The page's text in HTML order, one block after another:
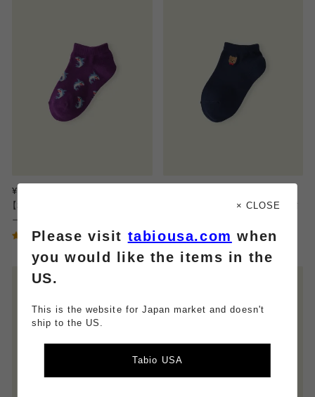
¥550
【3足1,485円】キッズ サメスニーカ
ー丈ソックス / 16-18cm
5.0 （4）
【3足1,485円】キッズ いろいろ刺繍
5.0 （5）
× CLOSE
Please visit tabiousa.com when
you would like the items in the
US.
This is the website for Japan market and doesn't
ship to the US.
Tabio USA